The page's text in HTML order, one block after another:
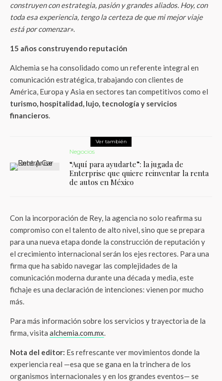
construyen con estrategia, pasión y grandes aliados. Hoy, con
toda esa experiencia, tengo la certeza de que mi mejor viaje
está por comenzar».
15 años construyendo reputación
Alchemia se ha consolidado como un referente integral en
comunicación estratégica, trabajando con clientes de
América, Europa y Asia en sectores tan competitivos como el
turismo, hospitalidad, lujo, tecnología y servicios
financieros.
Ver también
Negocios
“Aquí para ayudarte”: la jugada de
Enterprise que quiere reinventar la renta
de autos en México
Con la incorporación de Rey, la agencia no solo reafirma su
compromiso con el talento de alto nivel, sino que se prepara
para una nueva etapa donde la construcción de reputación y
el crecimiento internacional serán los ejes rectores. Para una
firma que ha sabido navegar las complejidades de la
comunicación moderna durante una década y media, este
fichaje es una declaración de intenciones: vienen por mucho
más.
Para más información sobre los servicios y trayectoria de la
firma, visita alchemia.com.mx.
Nota del editor: Es refrescante ver movimientos donde la
experiencia real —esa que se gana en la trinchera de los
organismos internacionales y en los grandes eventos— se